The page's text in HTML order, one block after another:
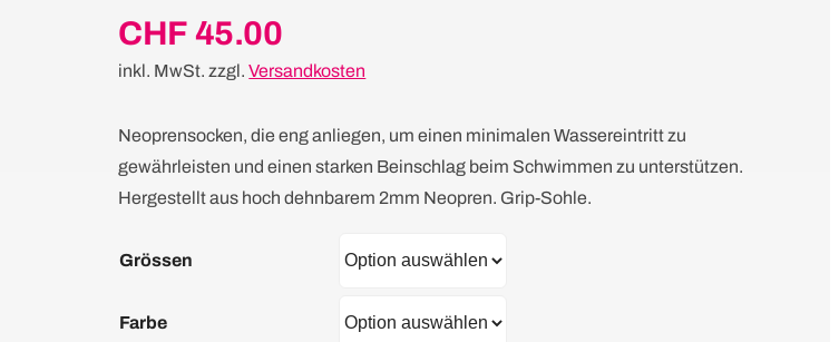
CHF 45.00
inkl. MwSt. zzgl.Versandkosten
Neoprensocken, die eng anliegen, um einen minimalen Wassereintritt zu
gewährleisten und einen starken Beinschlag beim Schwimmen zu unterstützen.
Hergestellt aus hoch dehnbarem 2mm Neopren. Grip-Sohle.
Grössen
Farbe